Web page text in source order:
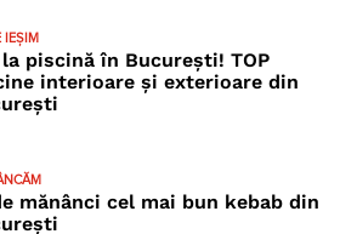
IEȘIM
la piscină în București! TOP
interioare și exterioare din
mănânci cel mai bun kebab din